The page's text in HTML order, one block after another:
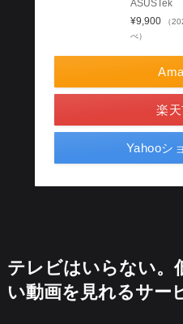
ASUSTek
¥9,900
（
べ）
楽
Yahooシ
テレビはいらない。
い動画を見れるサー